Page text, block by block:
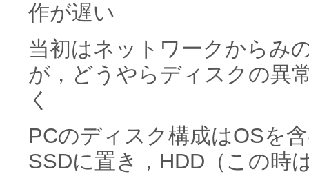
作が遅い
当初はネットワークからみ
が，どうやらディスクの異
く
PCのディスク構成はOSを
SSDに置き，HDD（この時